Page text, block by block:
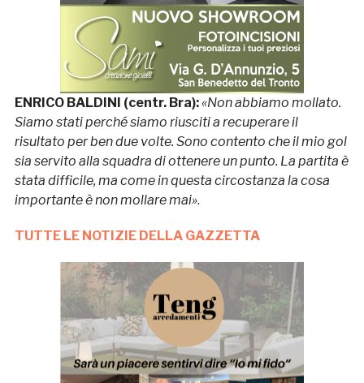
ENRICO BALDINI (centr. Bra):«Non abbiamo mollato.
Siamo stati perché siamo riusciti a recuperare il
risultato per ben due volte. Sono contento che il mio gol
sia servito alla squadra di ottenere un punto. La partita è
stata difficile, ma come in questa circostanza la cosa
importante è non mollare mai».
TUTTE LE NOTIZIE DELLA GAZZETTA